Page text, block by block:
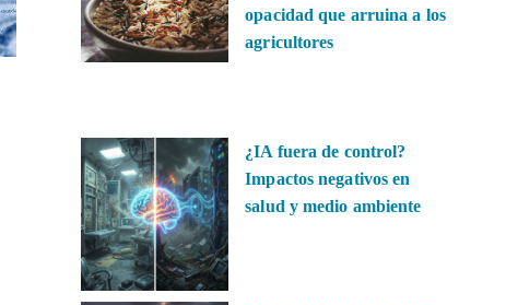
opacidad que arruina a los
agricultores
¿IA fuera de control?
Impactos negativos en
salud y medio ambiente